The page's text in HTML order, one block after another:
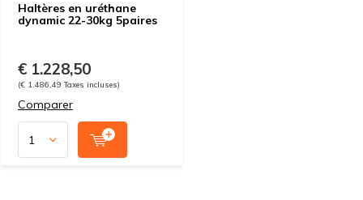
Haltères en uréthane
dynamic 22-30kg 5paires
€ 1.228,50
(€ 1.486,49 Taxes incluses)
Comparer